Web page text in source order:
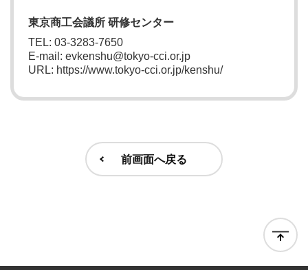
東京商工会議所 研修センター
TEL: 03-3283-7650
E-mail: evkenshu@tokyo-cci.or.jp
URL: https://www.tokyo-cci.or.jp/kenshu/
前画面へ戻る